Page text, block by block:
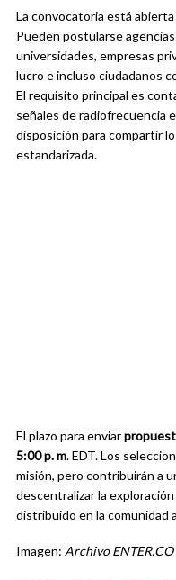
La convocatoria está
Pueden postularse
universidades, empresas
lucro e incluso ciudadanos
El requisito principal es
señales de radiofrecuencia
disposición para compartir
estandarizada.
El plazo para enviar
5:00 p. m. EDT. Los
misión, pero contribuirán a
descentralizar la
distribuido en la comunidad
Imagen: Archivo ENTER.CO